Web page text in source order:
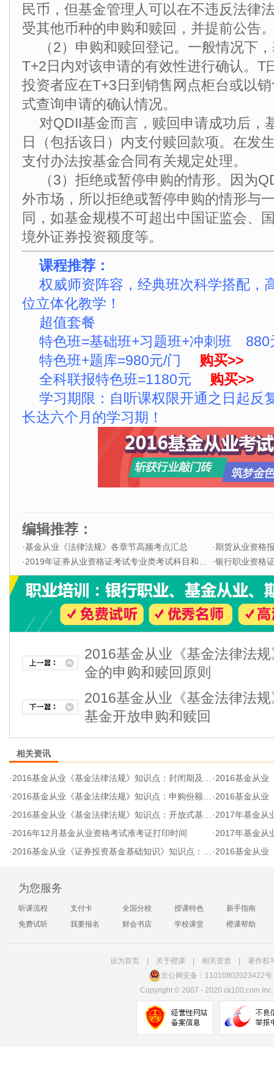
民币，但基金管理人可以在不违反法律
受其他币种的申购和赎回，并提前公告
（2）申购和赎回登记。一般情况下
T+2日内对该申请的有效性进行确认。T
投资者应在T+3日到销售网点柜台或以
式查询申请的确认情况。
对QDII基金而言，赎回申请成功后，
日（包括该日）内支付赎回款项。在发
支付办法按基金合同有关规定处理。
（3）拒绝或暂停申购的情形。因为
外市场，所以拒绝或暂停申购的情形与
同，如基金规模不可超出中国证监会、
境外证券投资额度等。
课程推荐：
权威师资阵容，经典班次科学搭配，
位立体化教学！
超值套餐
特色班=基础班+习题班+冲刺班
特色班+题库=980元/门
购买>>
全科联报特色班=1180元
购买>>
学习期限：自听课权限开通之日起反
长达六个月的学习期！
编辑推荐：
·基金从业《法律法规》各章节高频考点汇总 ·期货从业资格
·2019年证券从业资格证考试专业类考试科目和题型 ·银行职业资格证
2016基金从业《基金法律法
金的申购和赎回原则
2016基金从业《基金法律法
基金开放申购和赎回
相关资讯
·2016基金从业《基金法律法规》知识点：封闭期及基金开放申购和赎回 ·2016基金从业《基
·2016基金从业《基金法律法规》知识点：申购份额及赎回金额的计算 ·2016基金从业《基
·2016基金从业《基金法律法规》知识点：开放式基金巨额赎回认定处理 ·2017年基金从
·2016年12月基金从业资格考试准考证打印时间 ·2017年基金从
·2016基金从业《证券投资基金基础知识》知识点：衍生工具的基本特点 ·2016基金从业《证
为您服务
听课流程 支付卡 全国分校 授课特色
新手指南
免费试听
我要报名 财会书店 学校课堂 橙课帮助
设为首页| 关于橙课| 相关资质
著作权
京公网安备：11010802023422号
Copyright ©2007 - 2020 ck100.com